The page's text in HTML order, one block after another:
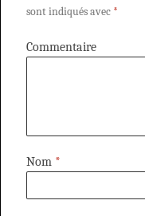
sont indiqués avec *
Commentaire
Nom *